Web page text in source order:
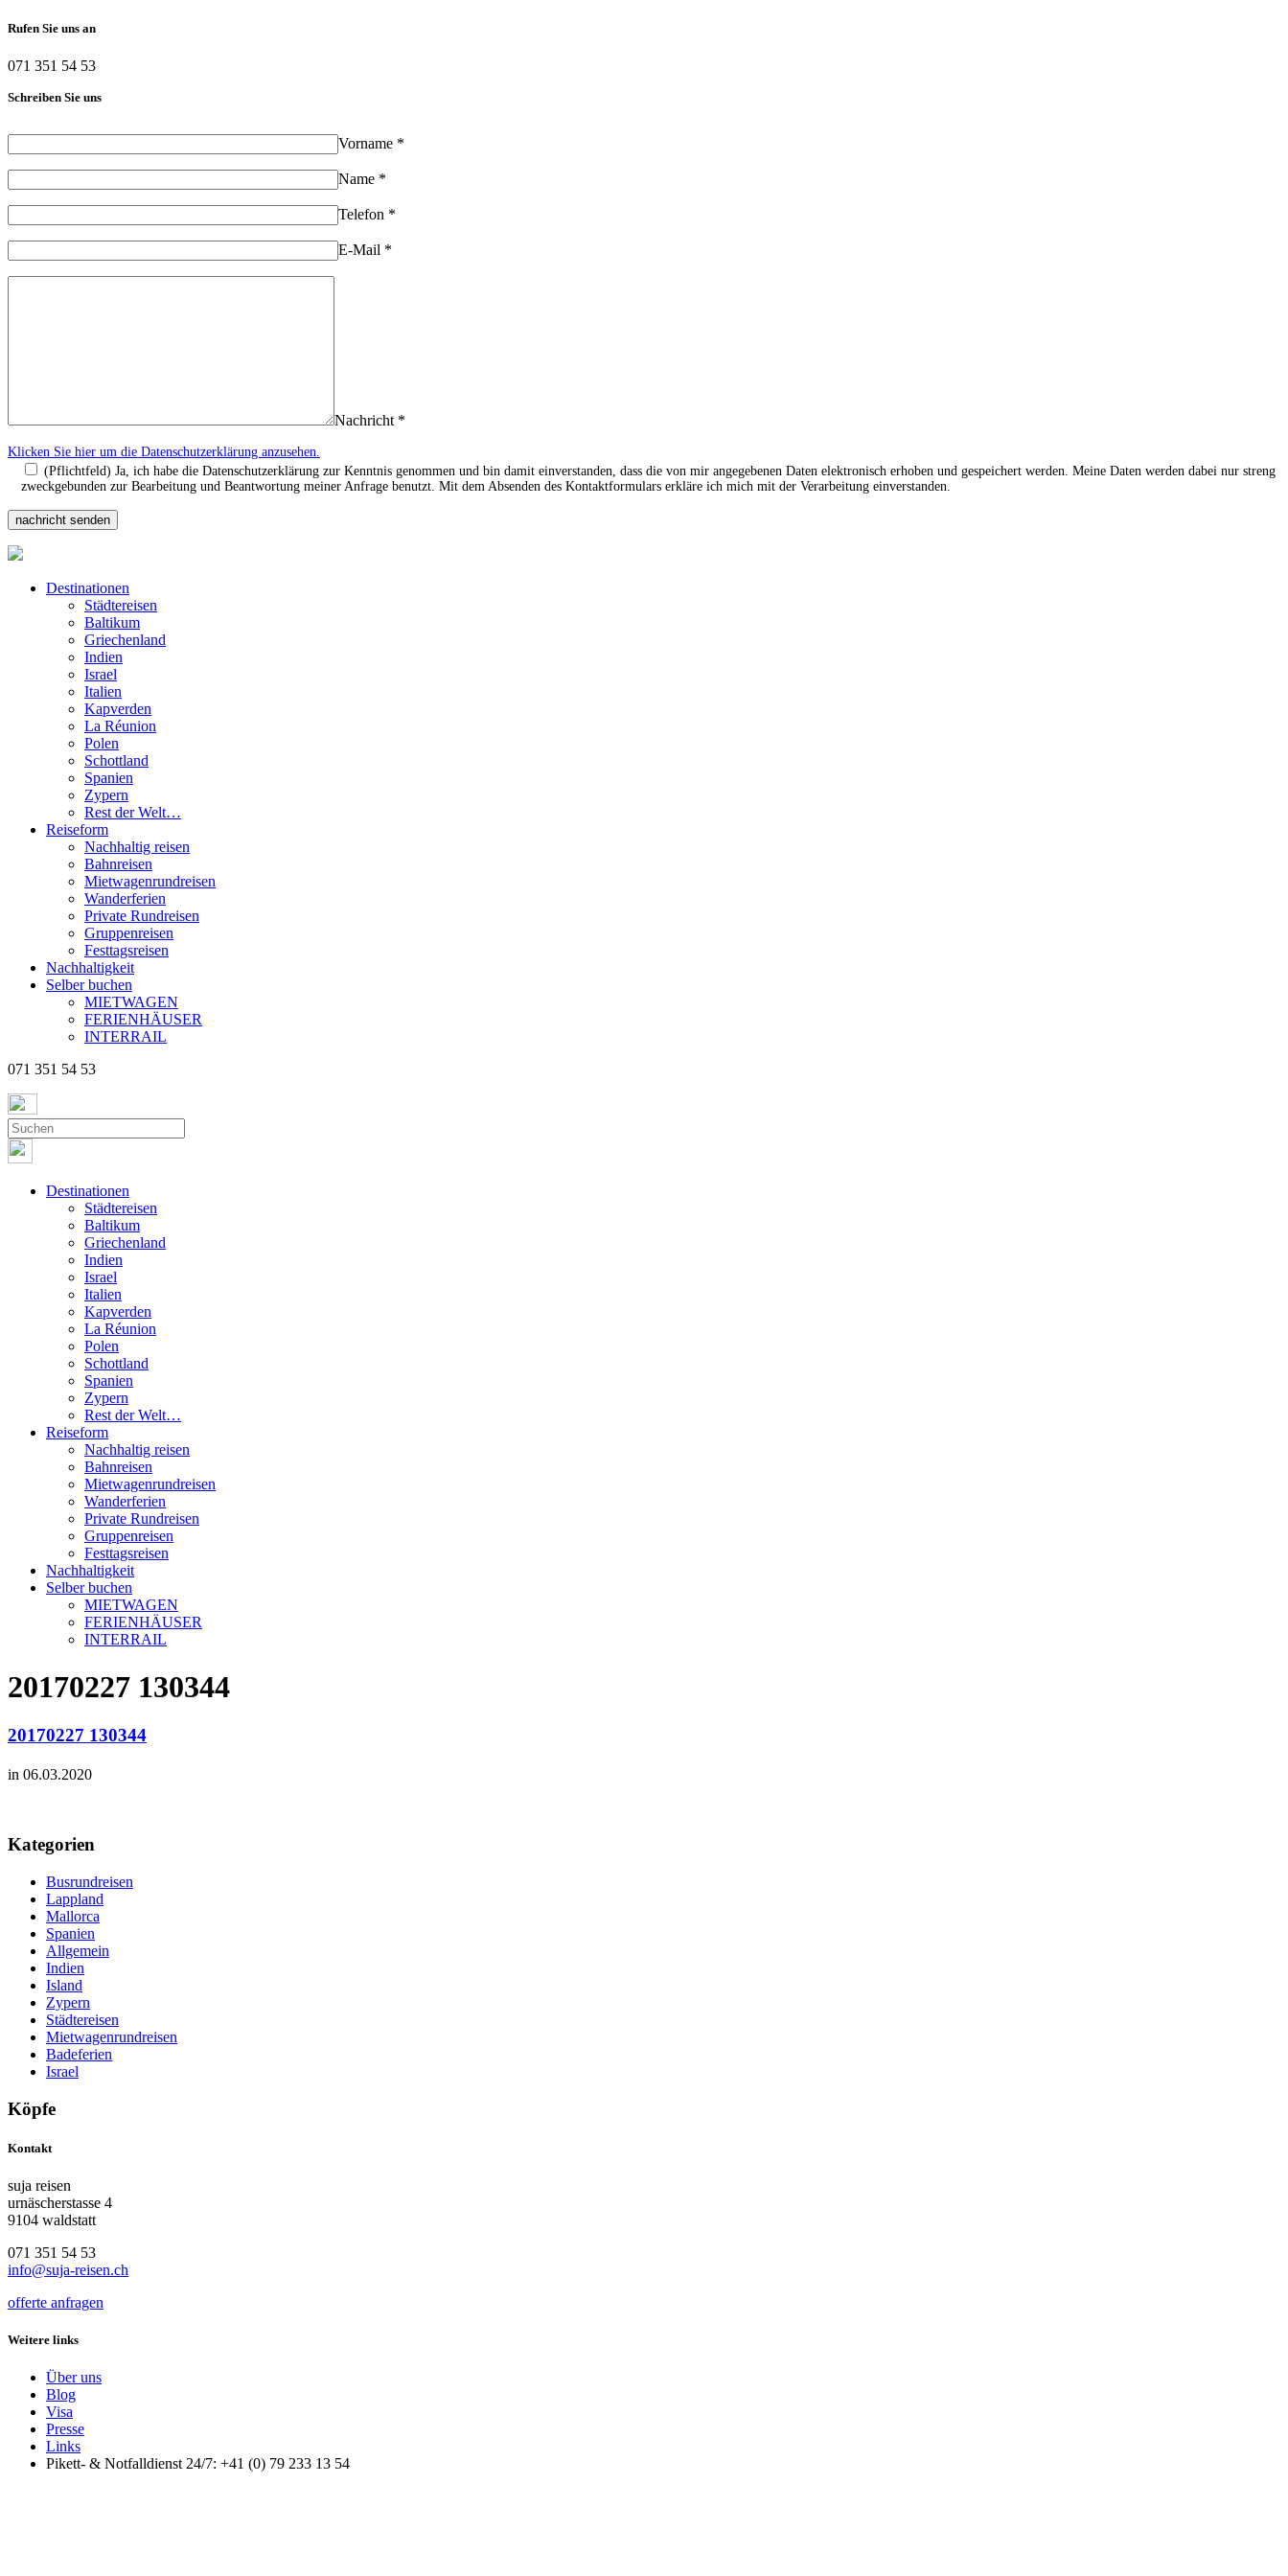
Rufen Sie uns an
071 351 54 53
Schreiben Sie uns
Vorname *
Name *
Telefon *
E-Mail *
Nachricht *
Klicken Sie hier um die Datenschutzerklärung anzusehen.
(Pflichtfeld) Ja, ich habe die Datenschutzerklärung zur Kenntnis genommen und bin damit einverstanden, dass die von mir angegebenen Daten elektronisch erhoben und gespeichert werden. Meine Daten werden dabei nur streng
zweckgebunden zur Bearbeitung und Beantwortung meiner Anfrage benutzt. Mit dem Absenden des Kontaktformulars erkläre ich mich mit der Verarbeitung einverstanden.
Destinationen
Städtereisen
Baltikum
Griechenland
Indien
Israel
Italien
Kapverden
La Réunion
Polen
Schottland
Spanien
Zypern
Rest der Welt…
Reiseform
Nachhaltig reisen
Bahnreisen
Mietwagenrundreisen
Wanderferien
Private Rundreisen
Gruppenreisen
Festtagsreisen
Nachhaltigkeit
Selber buchen
MIETWAGEN
FERIENHÄUSER
INTERRAIL
071 351 54 53
Destinationen
Städtereisen
Baltikum
Griechenland
Indien
Israel
Italien
Kapverden
La Réunion
Polen
Schottland
Spanien
Zypern
Rest der Welt…
Reiseform
Nachhaltig reisen
Bahnreisen
Mietwagenrundreisen
Wanderferien
Private Rundreisen
Gruppenreisen
Festtagsreisen
Nachhaltigkeit
Selber buchen
MIETWAGEN
FERIENHÄUSER
INTERRAIL
20170227 130344
20170227 130344
in 06.03.2020
Kategorien
Busrundreisen
Lappland
Mallorca
Spanien
Allgemein
Indien
Island
Zypern
Städtereisen
Mietwagenrundreisen
Badeferien
Israel
Köpfe
Kontakt
suja reisen
urnäscherstasse 4
9104 waldstatt
071 351 54 53
info@suja-reisen.ch
offerte anfragen
Weitere links
Über uns
Blog
Visa
Presse
Links
Pikett- & Notfalldienst 24/7: +41 (0) 79 233 13 54